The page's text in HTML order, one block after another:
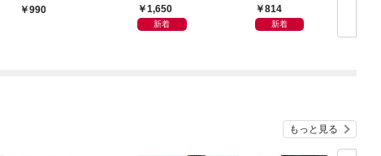
ミステリー・セレクシ
990 1,650
新着
814
新着
もっと見る